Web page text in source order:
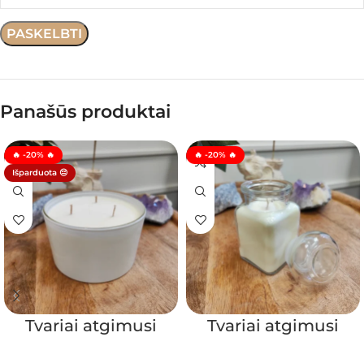
Panašūs produktai
🔥 -20% 🔥
Išparduota 😔
Tvariai atgimusi
🔥 -20% 🔥
Tvariai atgimusi